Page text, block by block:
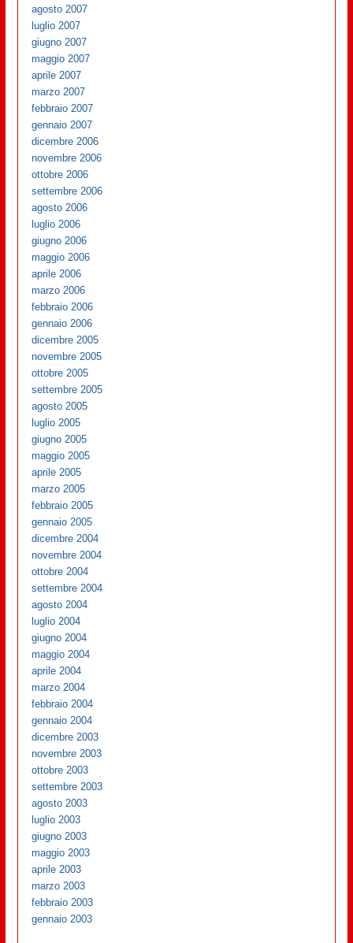
agosto 2007
luglio 2007
giugno 2007
maggio 2007
aprile 2007
marzo 2007
febbraio 2007
gennaio 2007
dicembre 2006
novembre 2006
ottobre 2006
settembre 2006
agosto 2006
luglio 2006
giugno 2006
maggio 2006
aprile 2006
marzo 2006
febbraio 2006
gennaio 2006
dicembre 2005
novembre 2005
ottobre 2005
settembre 2005
agosto 2005
luglio 2005
giugno 2005
maggio 2005
aprile 2005
marzo 2005
febbraio 2005
gennaio 2005
dicembre 2004
novembre 2004
ottobre 2004
settembre 2004
agosto 2004
luglio 2004
giugno 2004
maggio 2004
aprile 2004
marzo 2004
febbraio 2004
gennaio 2004
dicembre 2003
novembre 2003
ottobre 2003
settembre 2003
agosto 2003
luglio 2003
giugno 2003
maggio 2003
aprile 2003
marzo 2003
febbraio 2003
gennaio 2003